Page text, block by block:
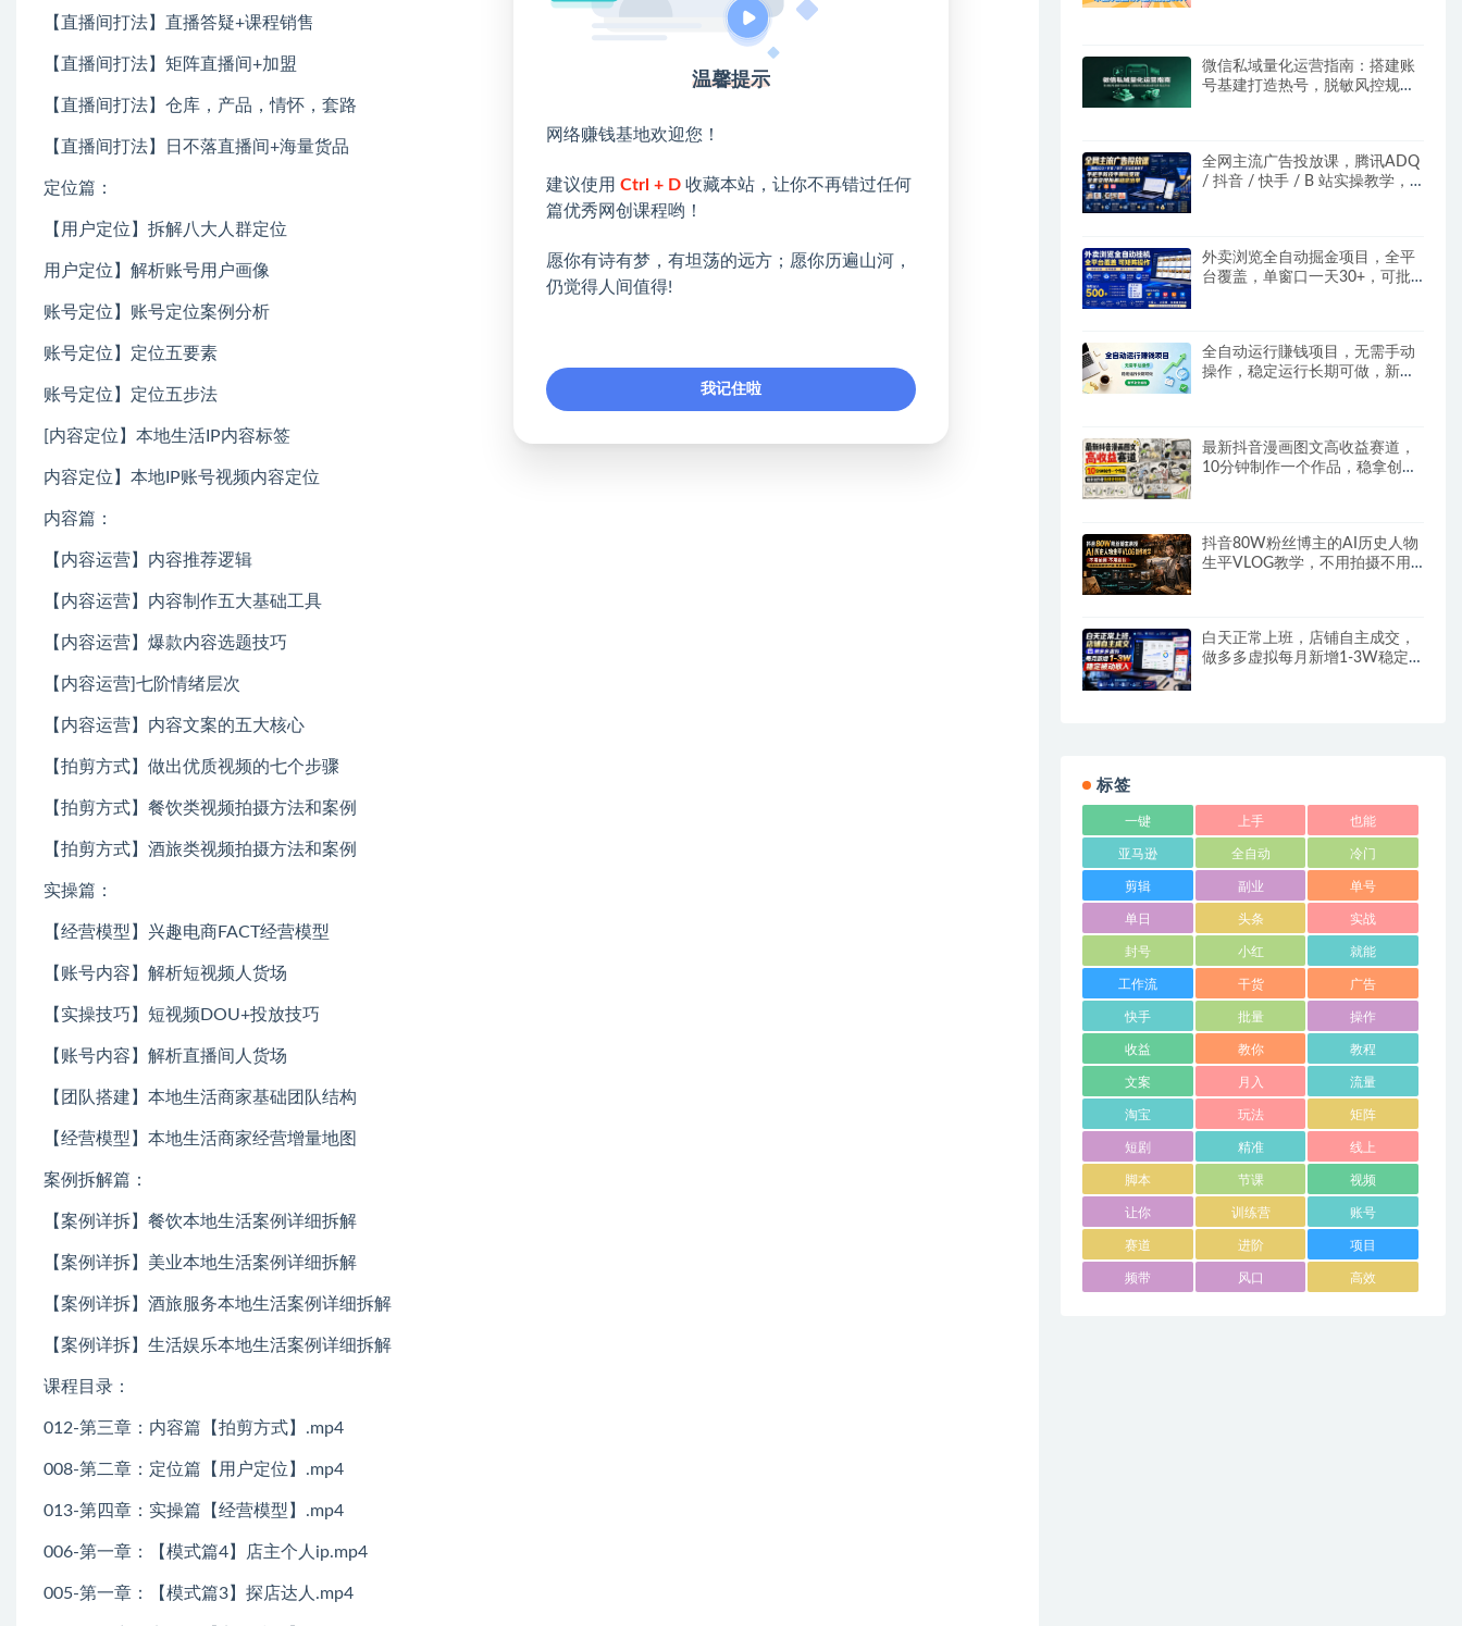
【直播间打法】直播答疑+课程销售
【直播间打法】矩阵直播间+加盟
【直播间打法】仓库，产品，情怀，套路
【直播间打法】日不落直播间+海量货品
定位篇：
【用户定位】拆解八大人群定位
用户定位】解析账号用户画像
账号定位】账号定位案例分析
账号定位】定位五要素
账号定位】定位五步法
[内容定位】本地生活IP内容标签
内容定位】本地IP账号视频内容定位
内容篇：
【内容运营】内容推荐逻辑
【内容运营】内容制作五大基础工具
【内容运营】爆款内容选题技巧
【内容运营]七阶情绪层次
【内容运营】内容文案的五大核心
【拍剪方式】做出优质视频的七个步骤
【拍剪方式】餐饮类视频拍摄方法和案例
【拍剪方式】酒旅类视频拍摄方法和案例
实操篇：
【经营模型】兴趣电商FACT经营模型
【账号内容】解析短视频人货场
【实操技巧】短视频DOU+投放技巧
【账号内容】解析直播间人货场
【团队搭建】本地生活商家基础团队结构
【经营模型】本地生活商家经营增量地图
案例拆解篇：
【案例详拆】餐饮本地生活案例详细拆解
【案例详拆】美业本地生活案例详细拆解
【案例详拆】酒旅服务本地生活案例详细拆解
【案例详拆】生活娱乐本地生活案例详细拆解
课程目录：
012-第三章：内容篇【拍剪方式】.mp4
008-第二章：定位篇【用户定位】.mp4
013-第四章：实操篇【经营模型】.mp4
006-第一章：【模式篇4】店主个人ip.mp4
005-第一章：【模式篇3】探店达人.mp4
微信私域量化运营指南：搭建账
号基建打造热号，脱敏风控规避
全网主流广告投放课，腾讯ADQ
/ 抖音 / 快手 / B 站实操教学，
外卖浏览全自动掘金项目，全平
台覆盖，单窗口一天30+，可批
全自动运行賺钱项目，无需手动
操作，稳定运行长期可做，新手
最新抖音漫画图文高收益赛道，
10分钟制作一个作品，稳拿创作
抖音80W粉丝博主的AI历史人物
生平VLOG教学，不用拍摄不用
白天正常上班，店铺自主成交，
做多多虚拟每月新增1-3W稳定
标签
一键 上手 也能
亚马逊 全自动 冷门
剪辑 副业 单号
单日 头条 实战
封号 小红 就能
工作流 干货 广告
快手 批量 操作
收益 教你 教程
文案 月入 流量
淘宝 玩法 矩阵
短剧 精准 线上
脚本 节课 视频
让你 训练营 账号
赛道 进阶 项目
频带 风口 高效
温馨提示
网络赚钱基地欢迎您！
建议使用 Ctrl + D 收藏本站，让你不再错过任何
篇优秀网创课程哟！
愿你有诗有梦，有坦荡的远方；愿你历遍山河，
仍觉得人间值得!
我记住啦